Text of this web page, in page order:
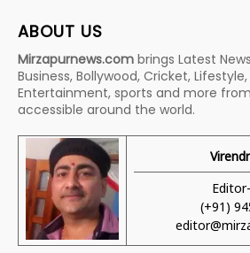
ABOUT US
Mirzapurnews.com brings Latest
Business, Bollywood, Cricket,
Entertainment, sports and more
accessible around the world.
(+91)